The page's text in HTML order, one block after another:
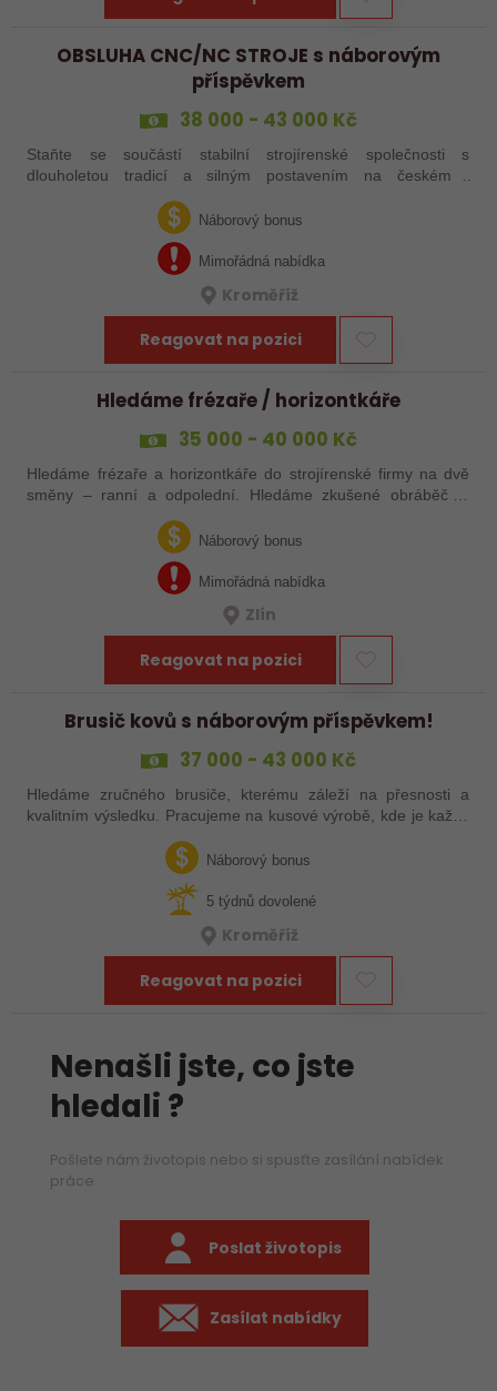
OBSLUHA CNC/NC STROJE s náborovým
příspěvkem
38 000 - 43 000 Kč
Staňte se součástí stabilní strojírenské společnosti s
dlouholetou tradicí a silným postavením na českém i
aktuálně obsazujeme více typů…
Náborový bonus
Mimořádná nabídka
Kroměříž
Reagovat na pozici
Hledáme frézaře / horizontkáře
35 000 - 40 000 Kč
Hledáme frézaře a horizontkáře do strojírenské firmy na dvě
směny – ranní a odpolední. Hledáme zkušené obráběče i
šikovné nováčky, kteří chtějí dělat poctivé řemeslo na
zajímavých zakázkách. Zašlete…
Náborový bonus
Mimořádná nabídka
Zlín
Reagovat na pozici
Brusič kovů s náborovým příspěvkem!
37 000 - 43 000 Kč
Hledáme zručného brusiče, kterému záleží na přesnosti a
kvalitním výsledku. Pracujeme na kusové výrobě, kde je každý
plocho nebo kulato – nebo…Náborový bonus
5 týdnů dovolené
Kroměříž
Reagovat na pozici
Nenašli jste, co jste
hledali ?
Pošlete nám životopis nebo si spusťte zasílání nabídek
práce
Poslat životopis
Zasílat nabídky